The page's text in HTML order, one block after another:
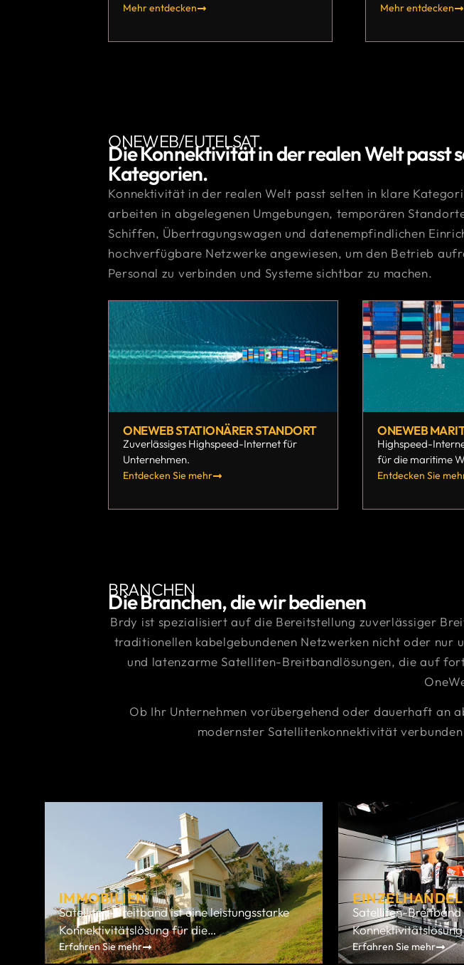
Mehr entdecken Mehr entdecken
ONEWEB/EUTELSAT
Die Konnektivität in der realen Welt passt
Kategorien.
Konnektivität in der realen Welt passt selten in klare
arbeiten in abgelegenen Umgebungen, temporären
Schiffen, Übertragungswagen und datenempfindlichen
hochverfügbare Netzwerke angewiesen, um den Betrieb
Personal zu verbinden und Systeme sichtbar zu machen.
ONEWEB STATIONÄRER STANDORT
Zuverlässiges Highspeed-Internet für
Unternehmen.
Entdecken Sie mehr
ONEWEB
Highspeed-
für die maritime
Entdecken Sie
BRANCHEN
Die Branchen, die wir bedienen
Brdy ist spezialisiert auf die Bereitstellung zuverlässiger
traditionellen kabelgebundenen Netzwerken nicht oder nur
und latenzarme Satelliten-Breitbandlösungen, die auf
Ob Ihr Unternehmen vorübergehend oder dauerhaft an
modernster Satellitenkonnektivität
IMMOBILIEN
Satelliten-Breitband ist eine leistungsstarke
Konnektivitätslösung für die
Immobilienbranche, insbesondere wenn ein
Erfahren Sie mehr
EINZELHANDEL
Satelliten-Breitband
Erfahren Sie mehr